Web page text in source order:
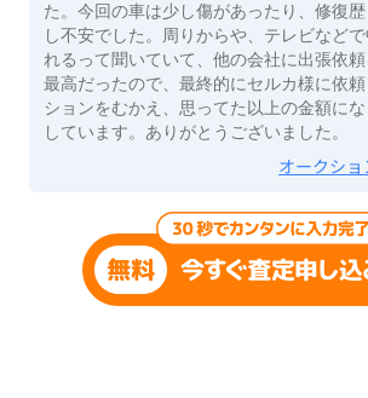
た。今回の車は少し傷があったり、修復
し不安でした。周りからや、テレビなど
れるって聞いていて、他の会社に出張依
最高だったので、最終的にセルカ様に依
ションをむかえ、思ってた以上の金額に
しています。ありがとうございました。
オークシ